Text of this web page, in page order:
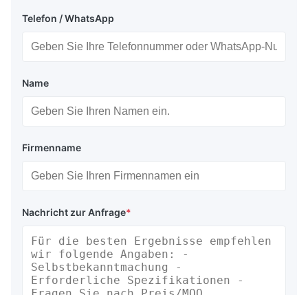
Telefon / WhatsApp
Name
Firmenname
Nachricht zur Anfrage*